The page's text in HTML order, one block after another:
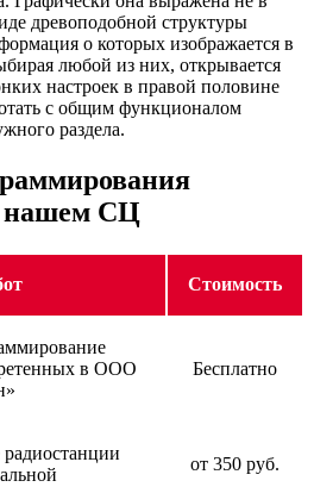
древоподобной структуры
о которых изображается в
любой из них, открывается
настроек в правой половине
с общим функционалом
раздела.
нашем СЦ
Стоимость
в ООО
Бесплатно
от 350 руб.